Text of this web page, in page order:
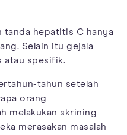
tanda hepatitis C hanya
Selain itu gejala
atau spesifik.
tahun setelah
orang
melakukan skrining
merasakan masalah